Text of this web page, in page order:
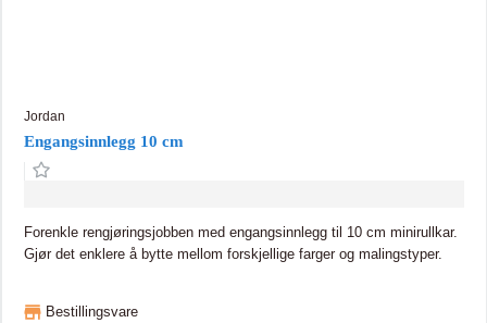
Jordan
Engangsinnlegg 10 cm
Forenkle rengjøringsjobben med engangsinnlegg til 10 cm minirullkar.
Gjør det enklere å bytte mellom forskjellige farger og malingstyper.
Bestillingsvare